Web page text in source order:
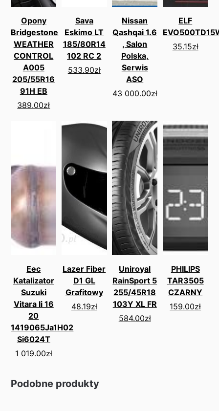
Opony
Bridgestone
WEATHER
CONTROL
A005
205/55R16
91H EB
389.00zł
Sava
Eskimo LT
185/80R14
102 RC 2
533.90zł
Nissan
Qashqai 1.6
, Salon
Polska,
Serwis
ASO
43 000.00zł
ELF
35.15zł
Eec
Katalizator
Suzuki
Vitara Ii 16
20
1419065Ja1H02
Si6024T
1 019.00zł
Lazer Fiber
D1 GL
Grafitowy
48.19zł
Uniroyal
RainSport 5
255/45R18
103Y XL FR
584.00zł
PHILIPS
TAR3505
CZARNY
159.00zł
Podobne produkty